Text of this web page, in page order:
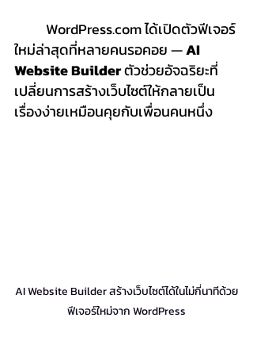
WordPress.com ได้เปิดตัวฟีเจอร์
ใหม่ล่าสุดที่หลายคนรอคอย — AI
Website Builder ตัวช่วยอัจฉริยะที่
เปลี่ยนการสร้างเว็บไซต์ให้กลายเป็น
เรื่องง่ายเหมือนคุยกับเพื่อนคนหนึ่ง
AI Website Builder สร้างเว็บไซต์ได้ในไม่กี่นาทีด้วย
ฟีเจอร์ใหม่จาก WordPress